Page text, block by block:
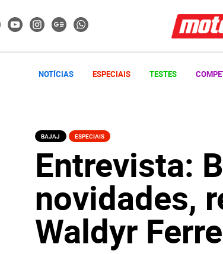
NOTÍCIAS ESPECIAIS TESTES
BAJAJ ESPECIAIS
Entrevista:
novidades,
Waldyr